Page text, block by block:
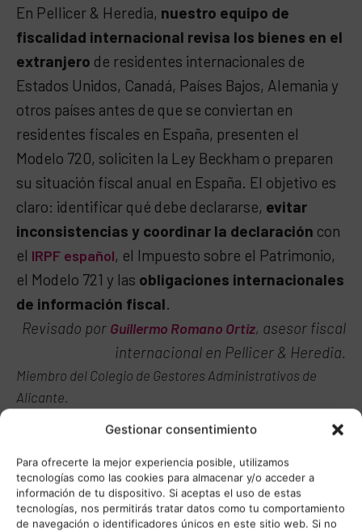
Gestionar consentimiento
Para ofrecerte la mejor experiencia posible, utilizamos
tecnologías como las cookies para almacenar y/o acceder a
información de tu dispositivo. Si aceptas el uso de estas
tecnologías, nos permitirás tratar datos como tu comportamiento
de navegación o identificadores únicos en este sitio web. Si no
En Pellicer & Heredia, nuestro equipo de
fiscalidad internacional revisa los bienes en el
extranjero de residentes internacionales de
Estados Unidos, Canadá, Países Bajos, Alemania y
otros países antes de que se conviertan en
residentes fiscales en España, presenten el
Modelo 720, soliciten la Ley Beckham o preparen
su situación fiscal anual en España. El objetivo es
claro: identificar qué debe declararse, evitar
inconsistencias y coordinar la declaración con
el IRPF español, el Impuesto sobre el Patrimonio,
el Modelo 721 y las obligaciones internacionales
de información fiscal
Revisado por Guillermo Romano Ortiz, asesor fiscal
internacional en Pellicer & Heredia.
Miembro del Colegio de Gestores Administrativos de
Alicante.